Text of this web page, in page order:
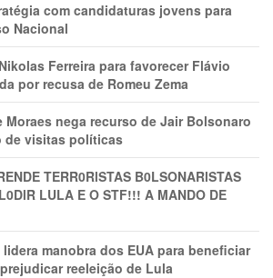
com candidaturas jovens para
Nacional
Ferreira para favorecer Flávio
por recusa de Romeu Zema
Moraes nega recurso de Jair Bolsonaro
de visitas políticas
TERR0RlSTAS B0LSONARlSTAS
LULA E O STF!!! A MANDO DE
manobra dos EUA para beneficiar
reeleição de Lula